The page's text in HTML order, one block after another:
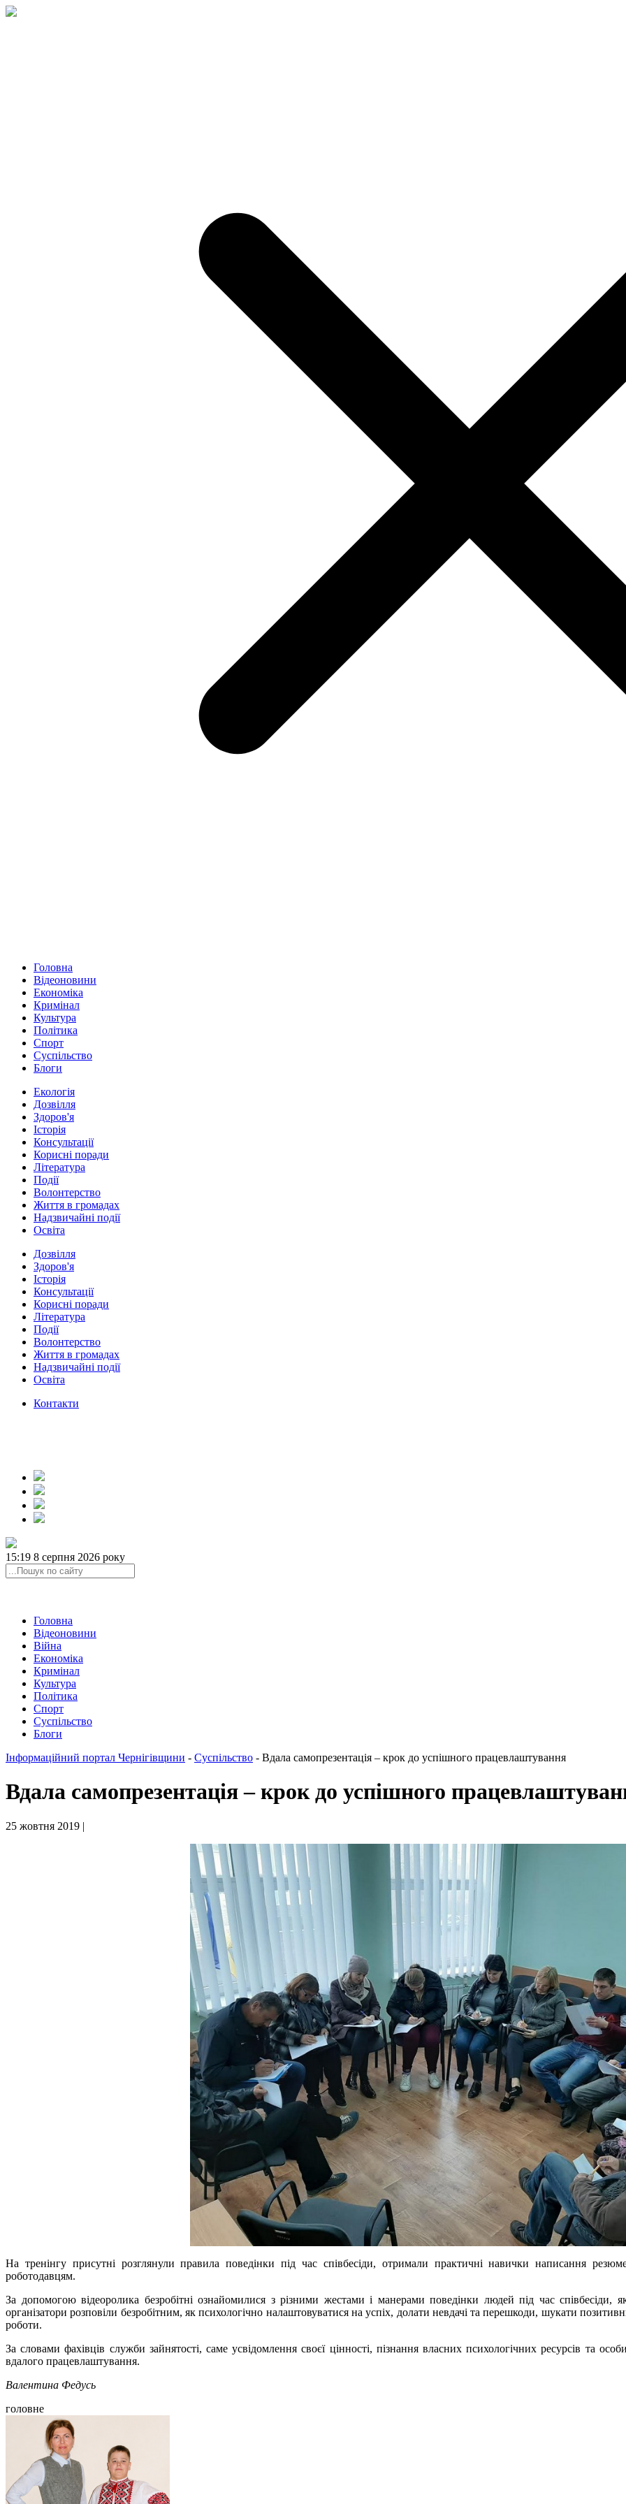
Головна
Відеоновини
Економіка
Кримінал
Культура
Політика
Спорт
Суспільство
Блоги
Екологія
Дозвілля
Здоров'я
Історія
Консультації
Корисні поради
Література
Події
Волонтерство
Життя в громадах
Надзвичайні події
Освіта
Дозвілля
Здоров'я
Історія
Консультації
Корисні поради
Література
Події
Волонтерство
Життя в громадах
Надзвичайні події
Освіта
Контакти
15:19 8 серпня 2026 року
Головна
Відеоновини
Війна
Економіка
Кримінал
Культура
Політика
Спорт
Суспільство
Блоги
Інформаційний портал Чернігівщини - Суспільство - Вдала самопрезентація – крок до успішного працевлаштування
Вдала самопрезентація – крок до успішного
25 жовтня 2019 |
На тренінгу присутні розглянули правила поведінки під час співбесіди, отримали практичні навички написання
роботодавцям.
За допомогою відеоролика безробітні ознайомилися з різними жестами і манерами поведінки людей під час
організатори розповіли безробітним, як психологічно налаштовуватися на успіх, долати невдачі та перешкоди, шукати
роботи.
За словами фахівців служби зайнятості, саме усвідомлення своєї цінності, пізнання власних психологічних ресурсів та
вдалого працевлаштування.
Валентина Федусь
головне